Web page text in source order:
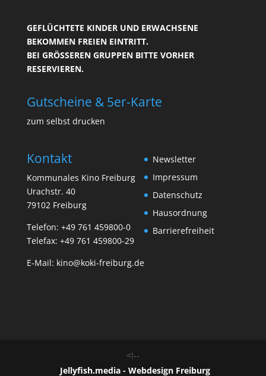
GEFLÜCHTETE KINDER UND ERWACHSENE
BEKOMMEN FREIEN EINTRITT.
BEI GRÖSSEREN GRUPPEN BITTE VORHER R
ESERVIEREN.
Gutscheine & 5er-Karte
zum selbst drucken
Kontakt
Kommunales Kino Freiburg
Urachstr. 40
79102 Freiburg
Telefon: +49 761 459800-0
Telefax: +49 761 459800-29
E-Mail: kino@koki-freiburg.de
Newsletter
Impressum
Datenschutz
Hausordnung
Barrierefreiheit
<!--
Jellyfish.media - Webdesign Freiburg